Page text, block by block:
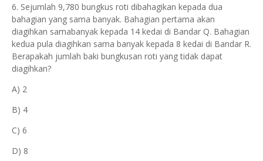
6. Sejumlah 9,780 bungkus roti dibahagikan kepada dua
bahagian yang sama banyak. Bahagian pertama akan
diagihkan samabanyak kepada 14 kedai di Bandar Q. Bahagian
kedua pula diagihkan sama banyak kepada 8 kedai di Bandar R.
Berapakah jumlah baki bungkusan roti yang tidak dapat
diagihkan?
A) 2
B) 4
C) 6
D) 8